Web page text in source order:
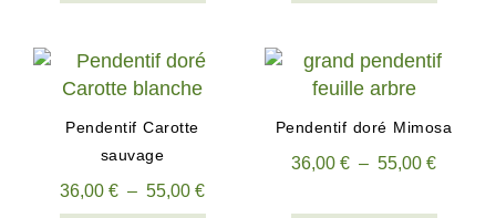
Pendentif Carotte
sauvage
36,00 € – 55,00 €
Pendentif doré Mimosa
36,00 € – 55,00 €